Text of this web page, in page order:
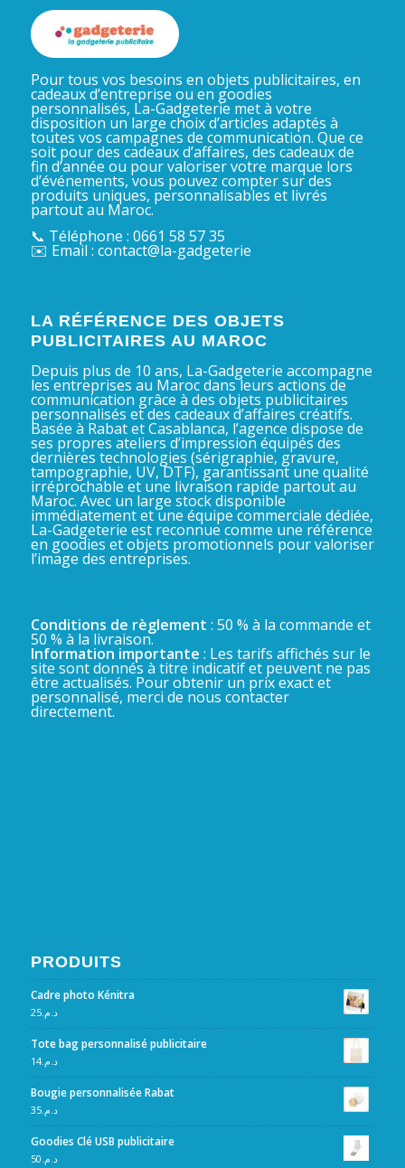
Pour tous vos besoins en objets publicitaires, en
cadeaux d’entreprise ou en goodies
personnalisés, La-Gadgeterie met à votre
disposition un large choix d’articles adaptés à
toutes vos campagnes de communication. Que ce
soit pour des cadeaux d’affaires, des cadeaux de
fin d’année ou pour valoriser votre marque lors
d’événements, vous pouvez compter sur des
produits uniques, personnalisables et livrés
partout au Maroc.
📞 Téléphone : 0661 58 57 35
✉️ Email : contact@la-gadgeterie
LA RÉFÉRENCE DES OBJETS
PUBLICITAIRES AU MAROC
Depuis plus de 10 ans, La-Gadgeterie accompagne
les entreprises au Maroc dans leurs actions de
communication grâce à des objets publicitaires
personnalisés et des cadeaux d’affaires créatifs.
Basée à Rabat et Casablanca, l’agence dispose de
ses propres ateliers d’impression équipés des
dernières technologies (sérigraphie, gravure,
tampographie, UV, DTF), garantissant une qualité
irréprochable et une livraison rapide partout au
Maroc. Avec un large stock disponible
immédiatement et une équipe commerciale dédiée,
La-Gadgeterie est reconnue comme une référence
en goodies et objets promotionnels pour valoriser
l’image des entreprises.
Conditions de règlement : 50 % à la commande et
50 % à la livraison.
Information importante : Les tarifs affichés sur le
site sont donnés à titre indicatif et peuvent ne pas
être actualisés. Pour obtenir un prix exact et
personnalisé, merci de nous contacter
directement.
PRODUITS
Cadre photo Kénitra
د.م.25
Tote bag personnalisé publicitaire
د.م.14
Bougie personnalisée Rabat
د.م.35
Goodies Clé USB publicitaire
د.م.50